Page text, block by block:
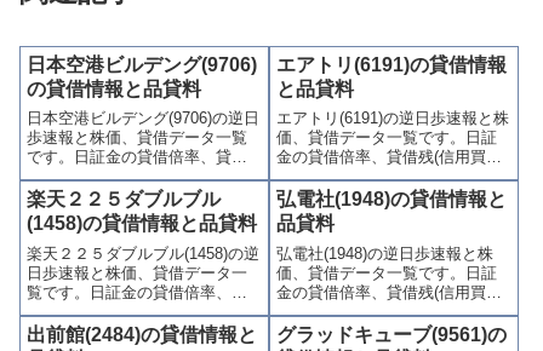
日本空港ビルデング(9706)
の貸借情報と品貸料
日本空港ビルデング(9706)の逆日
歩速報と株価、貸借データ一覧
です。日証金の貸借倍率、貸借
残(信用買残、信用売残)、品貸料
(逆日歩)、東証の週末残高、規制
(注意喚起・申込停止)など、空売
り関連情報を集計し、図解でわ
かりやすくまとめて掲載してい
ます。
エアトリ(6191)の貸借情報
と品貸料
エアトリ(6191)の逆日歩速報と株
価、貸借データ一覧です。日証
金の貸借倍率、貸借残(信用買
残、信用売残)、品貸料(逆日
歩)、東証の週末残高、規制(注意
喚起・申込停止)など、空売り関
連情報を集計し、図解でわかり
やすくまとめて掲載していま
す。
楽天２２５ダブルブル
(1458)の貸借情報と品貸料
楽天２２５ダブルブル(1458)の逆
日歩速報と株価、貸借データ一
覧です。日証金の貸借倍率、貸
借残(信用買残、信用売残)、品貸
料(逆日歩)、東証の週末残高、規
弘電社(1948)の貸借情報と
品貸料
弘電社(1948)の逆日歩速報と株
価、貸借データ一覧です。日証
金の貸借倍率、貸借残(信用買
残、信用売残)、品貸料(逆日
歩)、東証の週末残高、規制(注意
出前館(2484)の貸借情報と
グラッドキューブ(9561)の